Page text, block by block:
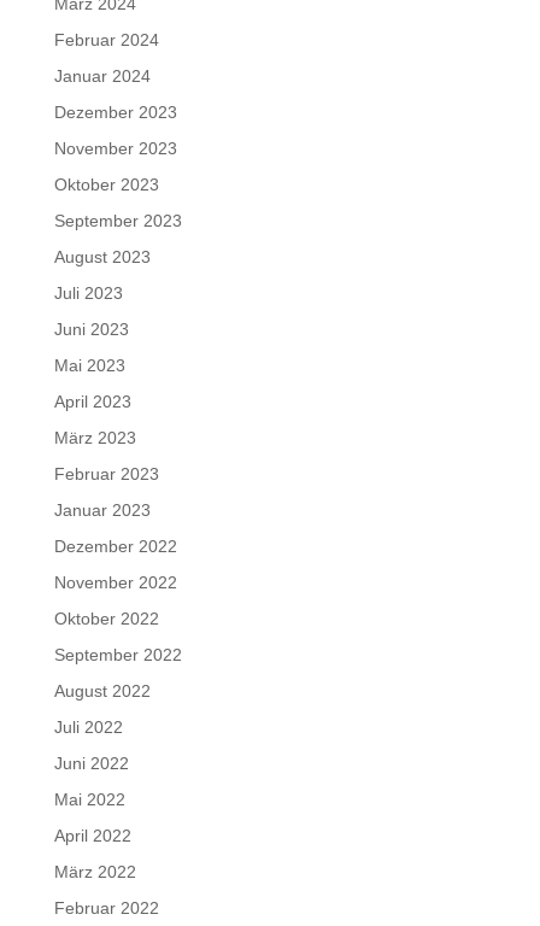
März 2024
Februar 2024
Januar 2024
Dezember 2023
November 2023
Oktober 2023
September 2023
August 2023
Juli 2023
Juni 2023
Mai 2023
April 2023
März 2023
Februar 2023
Januar 2023
Dezember 2022
November 2022
Oktober 2022
September 2022
August 2022
Juli 2022
Juni 2022
Mai 2022
April 2022
März 2022
Februar 2022